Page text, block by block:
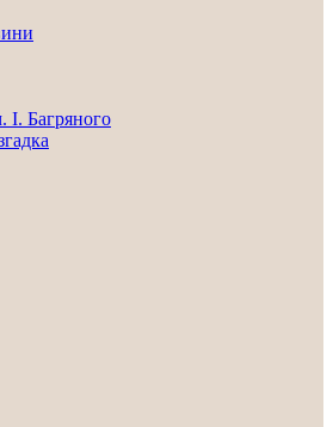
І. Багряного